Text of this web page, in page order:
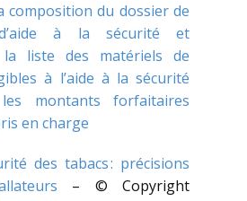
composition du dossier de
à la sécurité et
la liste des matériels de
à l’aide à la sécurité
montants forfaitaires
en charge
des tabacs : précisions
– © Copyright